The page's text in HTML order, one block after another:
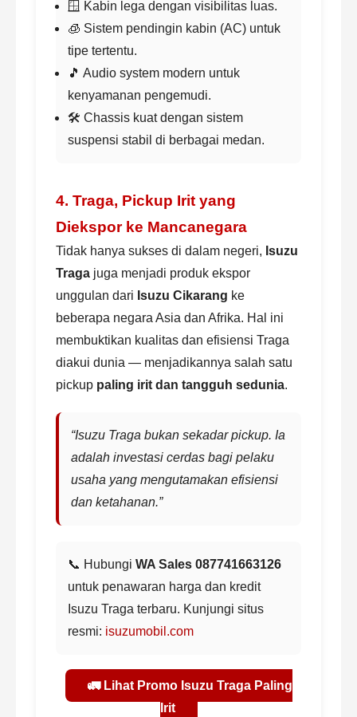
🪟 Kabin lega dengan visibilitas luas.
🧊 Sistem pendingin kabin (AC) untuk
tipe tertentu.
🎵 Audio system modern untuk
kenyamanan pengemudi.
🛠️ Chassis kuat dengan sistem
suspensi stabil di berbagai medan.
4. Traga, Pickup Irit yang
Diekspor ke Mancanegara
Tidak hanya sukses di dalam negeri, Isuzu
Traga juga menjadi produk ekspor
unggulan dari Isuzu Cikarang ke
beberapa negara Asia dan Afrika. Hal ini
membuktikan kualitas dan efisiensi Traga
diakui dunia — menjadikannya salah satu
pickup paling irit dan tangguh sedunia.
“Isuzu Traga bukan sekadar pickup. Ia
adalah investasi cerdas bagi pelaku
usaha yang mengutamakan efisiensi
dan ketahanan.”
📞 Hubungi WA Sales 087741663126
untuk penawaran harga dan kredit
Isuzu Traga terbaru. Kunjungi situs
resmi: isuzumobil.com
🚛 Lihat Promo Isuzu Traga Paling
Irit